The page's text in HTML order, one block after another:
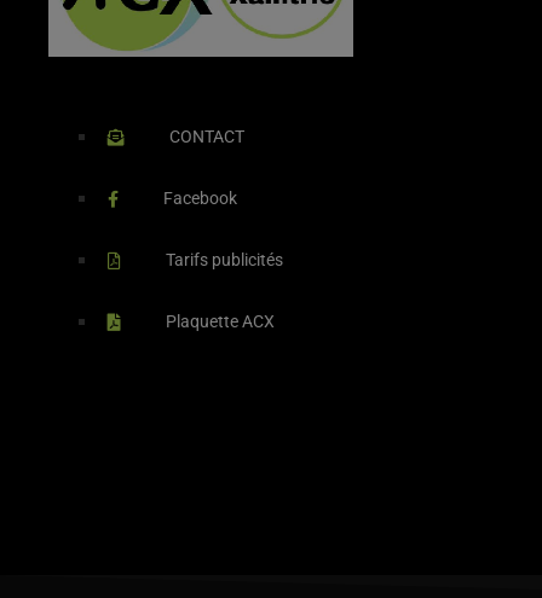
CONTACT
Facebook
Tarifs publicités
Plaquette ACX